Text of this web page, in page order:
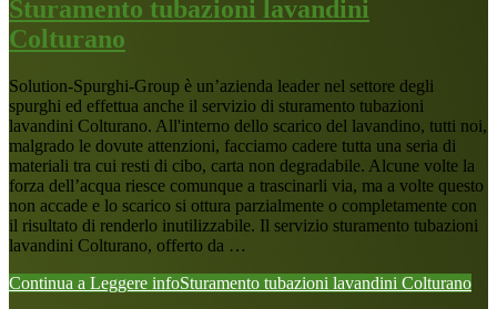
Sturamento tubazioni lavandini
Colturano
Solution-Spurghi-Group è un’azienda leader nel settore degli
spurghi ed effettua anche il servizio di sturamento tubazioni
lavandini Colturano. All'interno dello scarico del lavandino, tutti noi,
malgrado le dovute attenzioni, facciamo cadere tutta una seria di
materiali tra cui resti di cibo, carta non degradabile. Alcune volte la
forza dell’acqua riesce comunque a trascinarli via, ma a volte questo
non accade e lo scarico si ottura parzialmente o completamente con
il risultato di renderlo inutilizzabile. Il servizio sturamento tubazioni
lavandini Colturano, offerto da …
Continua a Leggere infoSturamento tubazioni lavandini Colturano